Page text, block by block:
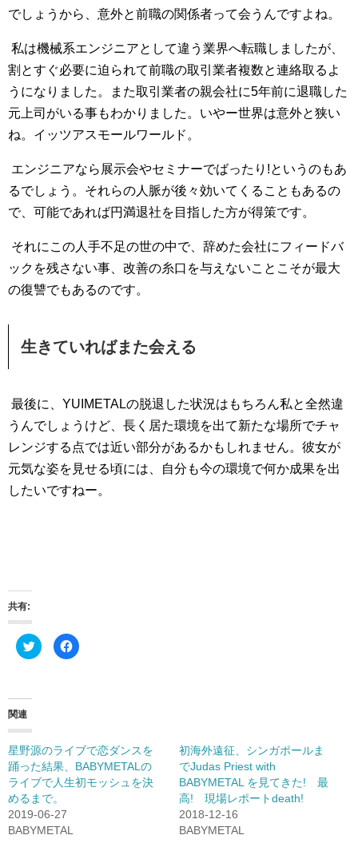
でしょうから、意外と前職の関係者って会うんですよね。
私は機械系エンジニアとして違う業界へ転職しましたが、
割とすぐ必要に迫られて前職の取引業者複数と連絡取るよ
うになりました。また取引業者の親会社に5年前に退職した
元上司がいる事もわかりました。いやー世界は意外と狭い
ね。イッツアスモールワールド。
エンジニアなら展示会やセミナーでばったり!というのもあ
るでしょう。それらの人脈が後々効いてくることもあるの
で、可能であれば円満退社を目指した方が得策です。
それにこの人手不足の世の中で、辞めた会社にフィードバ
ックを残さない事、改善の糸口を与えないことこそが最大
の復讐でもあるのです。
生きていればまた会える
最後に、YUIMETALの脱退した状況はもちろん私と全然違
うんでしょうけど、長く居た環境を出て新たな場所でチャ
レンジする点では近い部分があるかもしれません。彼女が
元気な姿を見せる頃には、自分も今の環境で何か成果を出
したいですねー。
共有:
ク
リ
し
い
ウ
ィ
ン
ド
ウ
で
開
き
Facebook
で
ク
し
て
く
だ
関連
星野源のライブで恋ダンスを
踊った結果、BABYMETALの
ライブで人生初モッシュを決
めるまで。
2019-06-27
BABYMETAL
初海外遠征、シンガポールま
でJudas Priest with
BABYMETAL を見てきた! 最
高! 現場レポートdeath!
2018-12-16
BABYMETAL